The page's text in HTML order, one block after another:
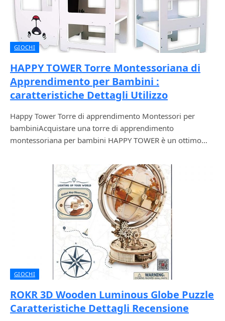
GIOCHI
HAPPY TOWER Torre Montessoriana di
Apprendimento per Bambini :
caratteristiche Dettagli Utilizzo
Happy Tower Torre di apprendimento Montessori per
bambiniAcquistare una torre di apprendimento
montessoriana per bambini HAPPY TOWER è un ottimo…
GIOCHI
ROKR 3D Wooden Luminous Globe Puzzle
Caratteristiche Dettagli Recensione